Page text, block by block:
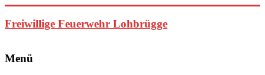
Inhalt
springen
Freiwillige Feuerwehr Lohbrügge
Menü